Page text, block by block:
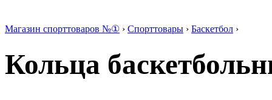
Магазин спорттоваров №① › Спорттовары › Баскетбол ›
Кольца